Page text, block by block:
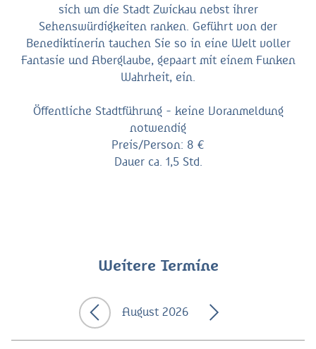
sich um die Stadt Zwickau nebst ihrer
Sehenswürdigkeiten ranken. Geführt von der
Benediktinerin tauchen Sie so in eine Welt voller
Fantasie und Aberglaube, gepaart mit einem Funken
Wahrheit, ein.
Öffentliche Stadtführung - keine Voranmeldung
notwendig
Preis/Person: 8 €
Dauer ca. 1,5 Std.
Weitere Termine
August 2026